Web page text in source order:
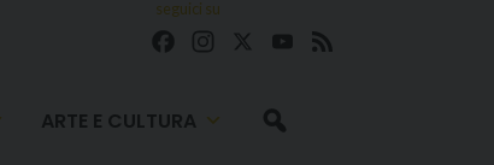
seguici su
FacebookInstagram YouTube
ARTE E CULTURA